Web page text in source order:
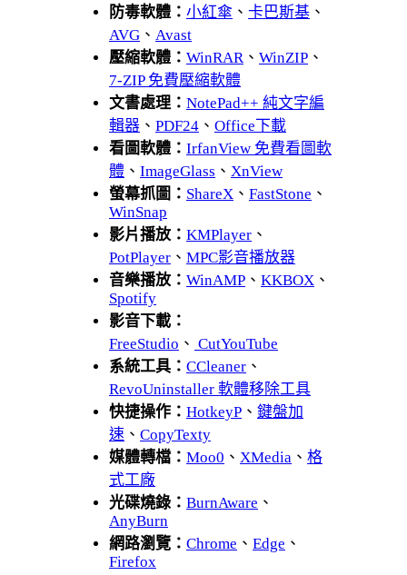
防毒軟體： 小紅傘 、 卡巴斯基 、
AVG 、 Avast
壓縮軟體： WinRAR、 WinZIP 、
7-ZIP 免費壓縮軟體
文書處理： NotePad++ 純文字編
輯器 、 PDF24 、 Office下載
看圖軟體： IrfanView 免費看圖軟
體 、 ImageGlass 、 XnView
螢幕抓圖： ShareX 、 FastStone 、
WinSnap
影片播放： KMPlayer 、
PotPlayer 、 MPC影音播放器
音樂播放： WinAMP 、 KKBOX 、
Spotify
影音下載：
FreeStudio 、 CutYouTube
系統工具： CCleaner 、
RevoUninstaller 軟體移除工具
快捷操作： HotkeyP 、 鍵盤加
速 、 CopyTexty
媒體轉檔： Moo0 、 XMedia 、 格
式工廠
光碟燒錄： BurnAware 、
AnyBurn
網路瀏覽： Chrome 、 Edge 、
Firefox